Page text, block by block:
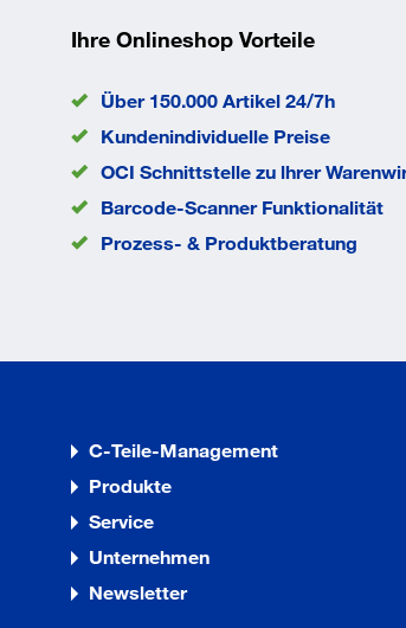
Farbe
-
Ihre Onlineshop Vorteile
Über 150.000 Artikel 24/7h
Kundenindividuelle Preise
OCI Schnittstelle zu lhrer
Barcode-Scanner Funktionalität
Prozess- & Produktberatung
C-Teile-Management
Produkte
Service
Unternehmen
Newsletter